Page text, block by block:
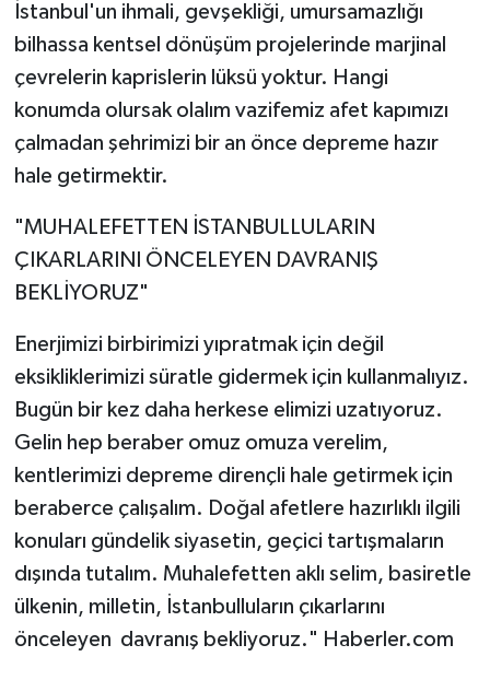
İstanbul'un ihmali, gevşekliği, umursamazlığı
bilhassa kentsel dönüşüm projelerinde marjinal
çevrelerin kaprislerin lüksü yoktur. Hangi
konumda olursak olalım vazifemiz afet kapımızı
çalmadan şehrimizi bir an önce depreme hazır
hale getirmektir.
"MUHALEFETTEN İSTANBULLULARIN
ÇIKARLARINI ÖNCELEYEN DAVRANIŞ
BEKLİYORUZ"
Enerjimizi birbirimizi yıpratmak için değil
eksikliklerimizi süratle gidermek için kullanmalıyız.
Bugün bir kez daha herkese elimizi uzatıyoruz.
Gelin hep beraber omuz omuza verelim,
kentlerimizi depreme dirençli hale getirmek için
beraberce çalışalım. Doğal afetlere hazırlıklı ilgili
konuları gündelik siyasetin, geçici tartışmaların
dışında tutalım. Muhalefetten aklı selim, basiretle
ülkenin, milletin, İstanbulluların çıkarlarını
önceleyen davranış bekliyoruz." Haberler.com